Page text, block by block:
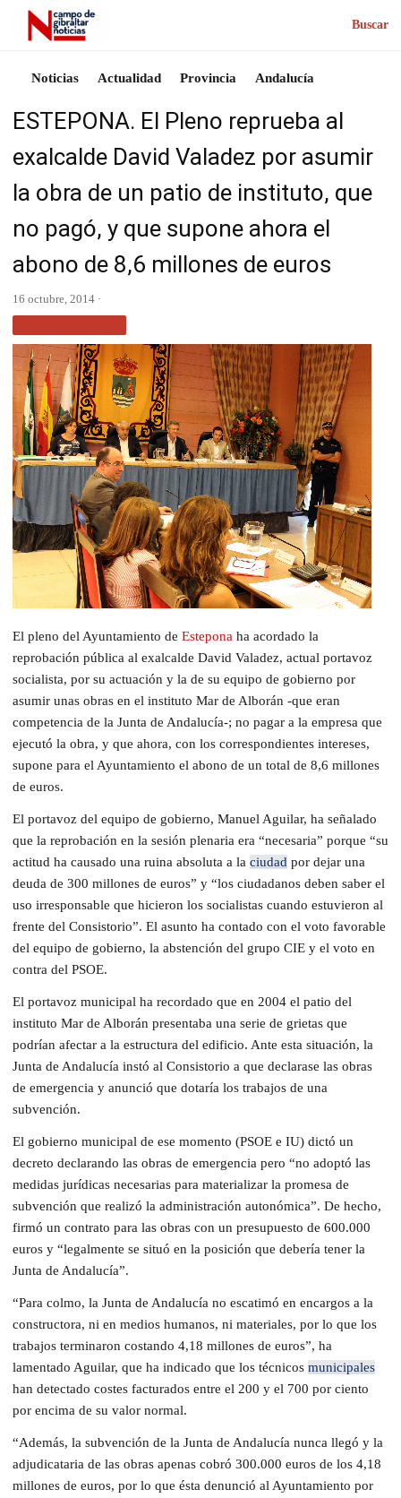
Buscar
Noticias Actualidad Provincia Andalucía
ESTEPONA. El Pleno reprueba al
exalcalde David Valadez por asumir
la obra de un patio de instituto, que
no pagó, y que supone ahora el
abono de 8,6 millones de euros
16 octubre, 2014 ·
El pleno del Ayuntamiento de Estepona ha acordado la
reprobación pública al exalcalde David Valadez, actual portavoz
socialista, por su actuación y la de su equipo de gobierno por
asumir unas obras en el instituto Mar de Alborán -que eran
competencia de la Junta de Andalucía-; no pagar a la empresa que
ejecutó la obra, y que ahora, con los correspondientes intereses,
supone para el Ayuntamiento el abono de un total de 8,6 millones
de euros.
El portavoz del equipo de gobierno, Manuel Aguilar, ha señalado
que la reprobación en la sesión plenaria era “necesaria” porque “su
actitud ha causado una ruina absoluta a la ciudad por dejar una
deuda de 300 millones de euros” y “los ciudadanos deben saber el
uso irresponsable que hicieron los socialistas cuando estuvieron al
frente del Consistorio”. El asunto ha contado con el voto favorable
del equipo de gobierno, la abstención del grupo CIE y el voto en
contra del PSOE.
El portavoz municipal ha recordado que en 2004 el patio del
instituto Mar de Alborán presentaba una serie de grietas que
podrían afectar a la estructura del edificio. Ante esta situación, la
Junta de Andalucía instó al Consistorio a que declarase las obras
de emergencia y anunció que dotaría los trabajos de una
subvención.
El gobierno municipal de ese momento (PSOE e IU) dictó un
decreto declarando las obras de emergencia pero “no adoptó las
medidas jurídicas necesarias para materializar la promesa de
subvención que realizó la administración autonómica”. De hecho,
firmó un contrato para las obras con un presupuesto de 600.000
euros y “legalmente se situó en la posición que debería tener la
Junta de Andalucía”.
“Para colmo, la Junta de Andalucía no escatimó en encargos a la
constructora, ni en medios humanos, ni materiales, por lo que los
trabajos terminaron costando 4,18 millones de euros”, ha
lamentado Aguilar, que ha indicado que los técnicos municipales
han detectado costes facturados entre el 200 y el 700 por ciento
por encima de su valor normal.
“Además, la subvención de la Junta de Andalucía nunca llegó y la
adjudicataria de las obras apenas cobró 300.000 euros de los 4,18
millones de euros, por lo que ésta denunció al Ayuntamiento por